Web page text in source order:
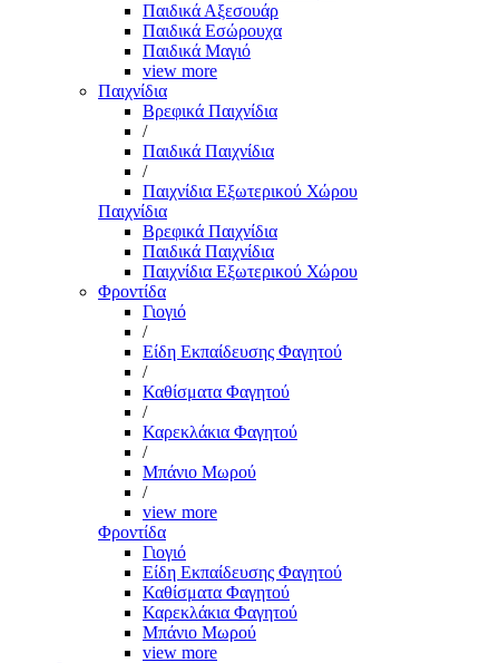
Παιδικά Αξεσουάρ
Παιδικά Εσώρουχα
Παιδικά Μαγιό
view more
Παιχνίδια
Βρεφικά Παιχνίδια
/
Παιδικά Παιχνίδια
/
Παιχνίδια Εξωτερικού Χώρου
Παιχνίδια
Βρεφικά Παιχνίδια
Παιδικά Παιχνίδια
Παιχνίδια Εξωτερικού Χώρου
Φροντίδα
Γιογιό
/
Είδη Εκπαίδευσης Φαγητού
/
Καθίσματα Φαγητού
/
Καρεκλάκια Φαγητού
/
Μπάνιο Μωρού
/
view more
Φροντίδα
Γιογιό
Είδη Εκπαίδευσης Φαγητού
Καθίσματα Φαγητού
Καρεκλάκια Φαγητού
Μπάνιο Μωρού
view more